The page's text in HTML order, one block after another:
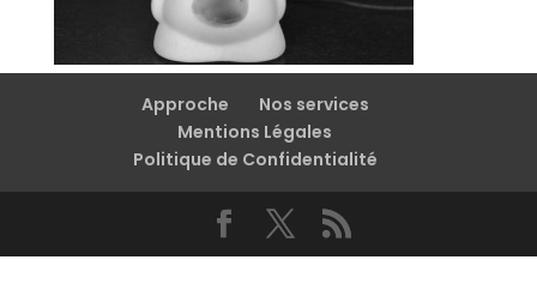
Approche
Nos services
Mentions Légales
Politique de Confidentialité